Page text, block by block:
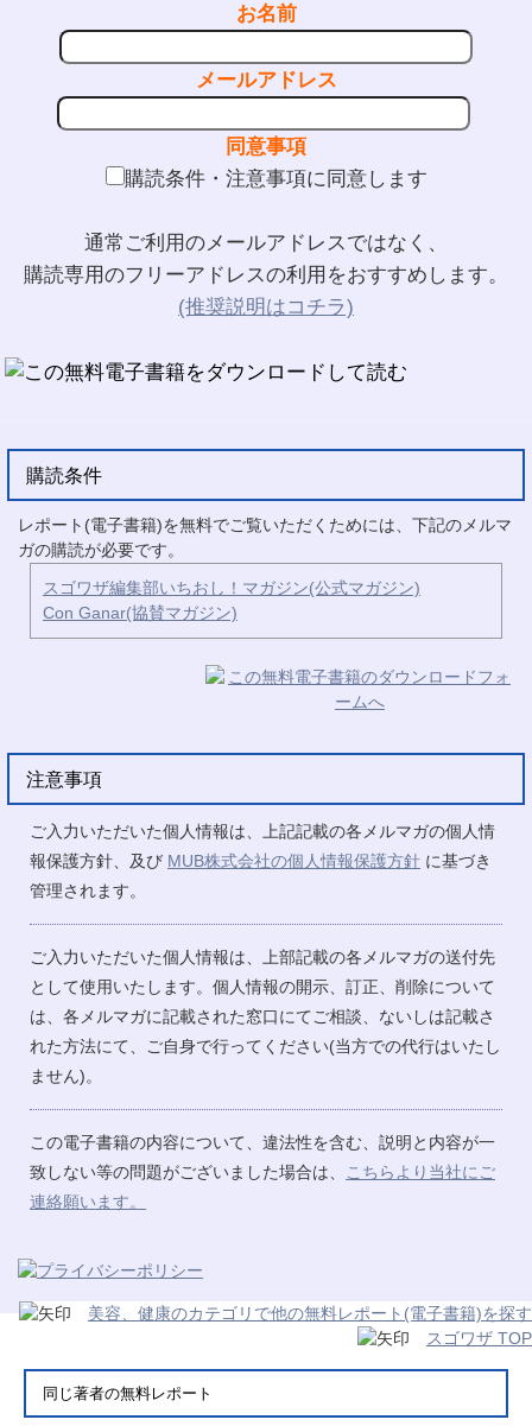
お名前
メールアドレス
同意事項
購読条件・注意事項に同意します
通常ご利用のメールアドレスではなく、
購読専用のフリーアドレスの利用をおすすめします。
(推奨説明はコチラ)
購読条件
レポート(電子書籍)を無料でご覧いただくためには、下記のメルマ
ガの購読が必要です。
スゴワザ編集部いちおし！マガジン(公式マガジン)
Con Ganar(協賛マガジン)
注意事項
ご入力いただいた個人情報は、上記記載の各メルマガの個人情
報保護方針、及び MUB株式会社の個人情報保護方針 に基づき
管理されます。
ご入力いただいた個人情報は、上部記載の各メルマガの送付先
として使用いたします。個人情報の開示、訂正、削除について
は、各メルマガに記載された窓口にてご相談、ないしは記載さ
れた方法にて、ご自身で行ってください(当方での代行はいたし
ません)。
この電子書籍の内容について、違法性を含む、説明と内容が一
致しない等の問題がございました場合は、
こちらより当社にご
連絡願います。
美容、健康のカテゴリで他の無料レポート(電子書籍)を探す
スゴワザ TOP
同じ著者の無料レポート